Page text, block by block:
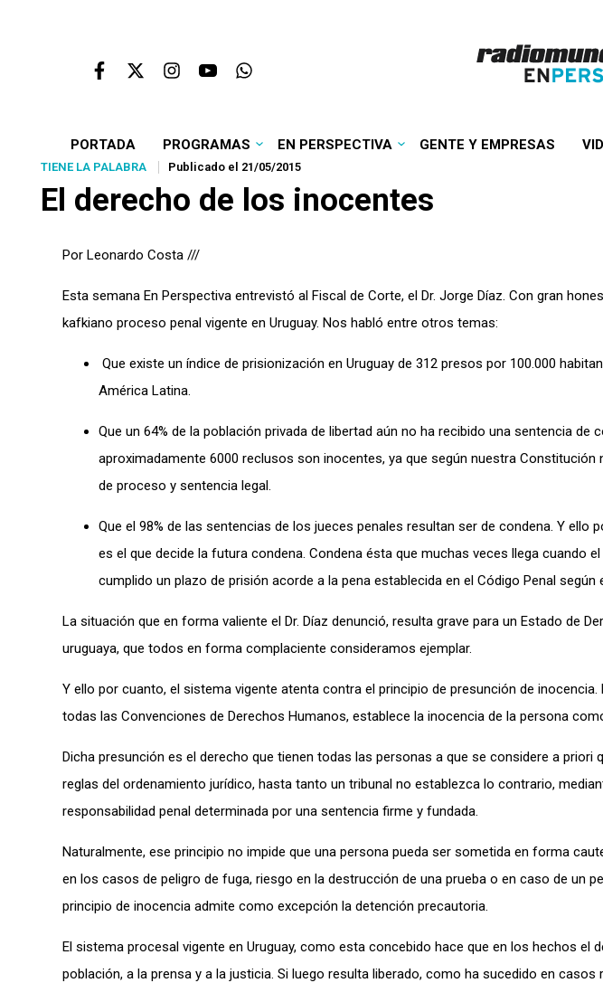
PORTADA PROGRAMAS EN PERSPECTIVA GENTE Y EMPRESAS
TIENE LA PALABRA Publicado el 21/05/2015
El derecho de los inocentes
Por Leonardo Costa ///
Esta semana En Perspectiva entrevistó al Fiscal de Corte, el Dr. Jorge Díaz. Con gran
kafkiano proceso penal vigente en Uruguay. Nos habló entre otros temas:
Que existe un índice de prisionización en Uruguay de 312 presos por 100.000
América Latina.
Que un 64% de la población privada de libertad aún no ha recibido una sentencia de
aproximadamente 6000 reclusos son inocentes, ya que según nuestra
de proceso y sentencia legal.
Que el 98% de las sentencias de los jueces penales resultan ser de condena. Y ello
es el que decide la futura condena. Condena ésta que muchas veces llega cuando
cumplido un plazo de prisión acorde a la pena establecida en el Código Penal según
La situación que en forma valiente el Dr. Díaz denunció, resulta grave para un Estado de
uruguaya, que todos en forma complaciente consideramos ejemplar.
Y ello por cuanto, el sistema vigente atenta contra el principio de presunción de
todas las Convenciones de Derechos Humanos, establece la inocencia de la persona
Dicha presunción es el derecho que tienen todas las personas a que se considere a
reglas del ordenamiento jurídico, hasta tanto un tribunal no establezca lo contrario,
responsabilidad penal determinada por una sentencia firme y fundada.
Naturalmente, ese principio no impide que una persona pueda ser sometida en forma
en los casos de peligro de fuga, riesgo en la destrucción de una prueba o en caso de un
principio de inocencia admite como excepción la detención precautoria.
El sistema procesal vigente en Uruguay, como esta concebido hace que en los hechos el
población, a la prensa y a la justicia. Si luego resulta liberado, como ha sucedido en